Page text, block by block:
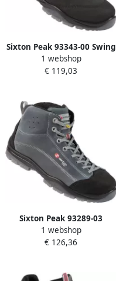
Sixton Peak 93343-00 Swing
LG S3 ESD Zwart Lime
00.091.012.35
1 webshop
€ 119,03
Sixton Peak 93289-03
Pasitos Hoog S3 ESD Grijs
Zwart 00.091.015.41
1 webshop
€ 126,36